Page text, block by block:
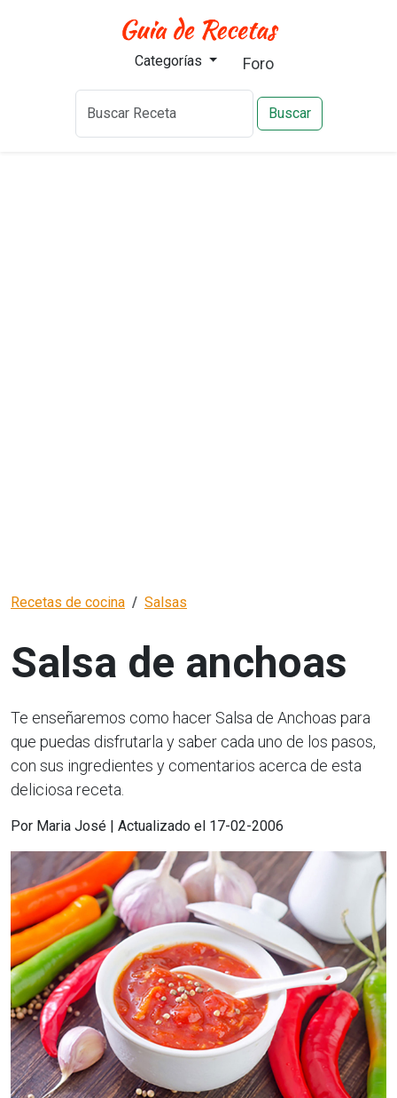
Categorías Foro
Buscar
Recetas de cocina Salsas
Salsa de anchoas
Te enseñaremos como hacer Salsa de Anchoas para
que puedas disfrutarla y saber cada uno de los pasos,
con sus ingredientes y comentarios acerca de esta
deliciosa receta.
Por Maria José | Actualizado el 17-02-2006